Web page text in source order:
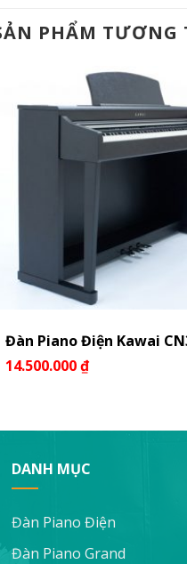
PHẨM TƯƠNG
Đàn Piano Điện Kawai
14.500.000₫
DANH MỤC
Đàn Piano Điện
Đàn Piano Grand